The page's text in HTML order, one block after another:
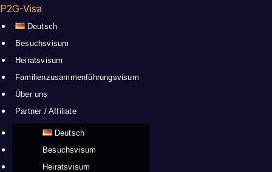
P2G-Visa
Deutsch
Besuchsvisum
Heiratsvisum
Familienzusammenführungsvisum
Über uns
Partner / Affiliate
Deutsch
Besuchsvisum
Heiratsvisum